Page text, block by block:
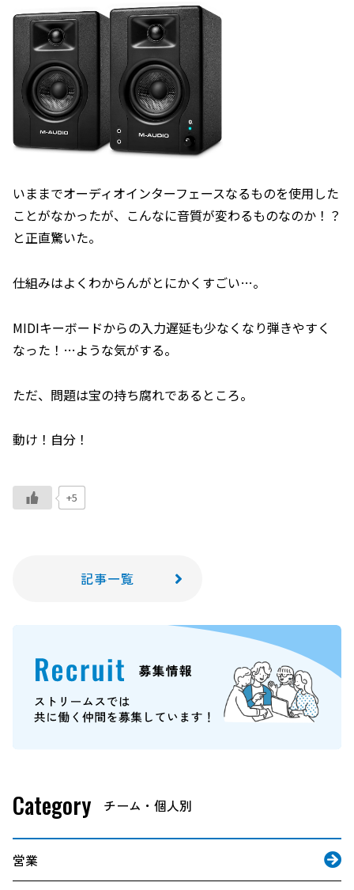
いままでオーディオインターフェースなるものを使用した
ことがなかったが、こんなに音質が変わるものなのか！？
と正直驚いた。
仕組みはよくわからんがとにかくすごい…。
MIDIキーボードからの入力遅延も少なくなり弾きやすく
なった！…ような気がする。
ただ、問題は宝の持ち腐れであるところ。
動け！自分！
+5
記事一覧
Category
営業